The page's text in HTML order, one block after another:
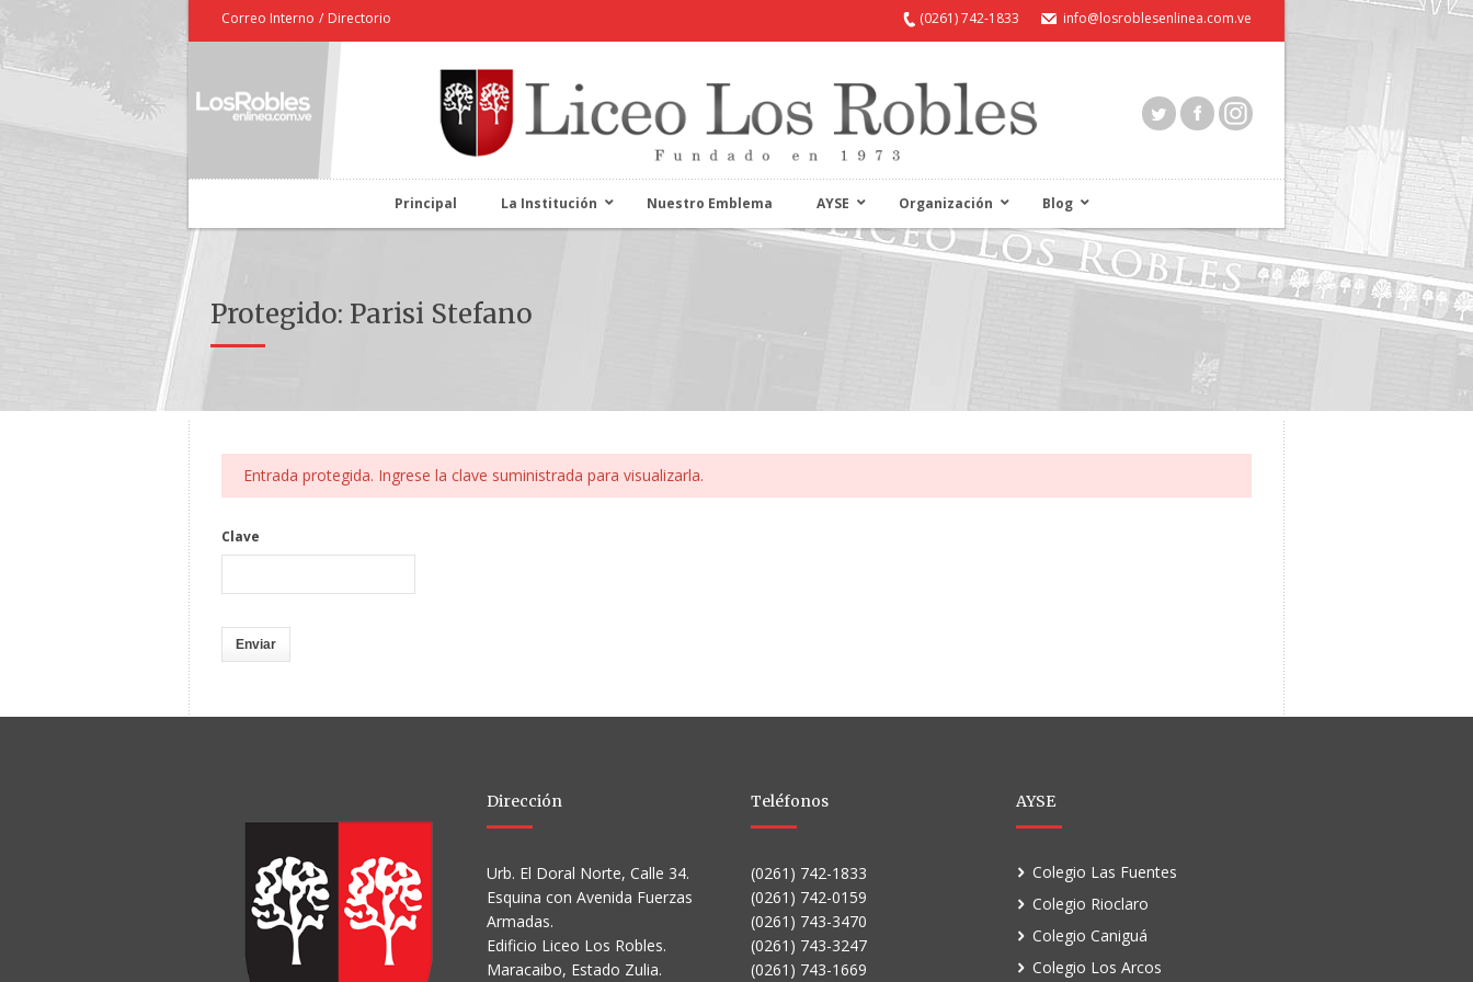
Correo Interno / Directorio (0261) 742-1833 info@losroblesenlinea.com.ve
Principal La Institución Nuestro Emblema AYSE Organización Blog
Protegido: Parisi Stefano
Entrada protegida. Ingrese la clave suministrada para visualizarla.
Clave
Dirección
Urb. El Doral Norte, Calle 34.
Esquina con Avenida Fuerzas
Armadas.
Edificio Liceo Los Robles.
Maracaibo, Estado Zulia.
Teléfonos
(0261) 742-1833
(0261) 742-0159
(0261) 743-3470
(0261) 743-3247
(0261) 743-1669
AYSE
Colegio Las Fuentes
Colegio Rioclaro
Colegio Caniguá
Colegio Los Arcos